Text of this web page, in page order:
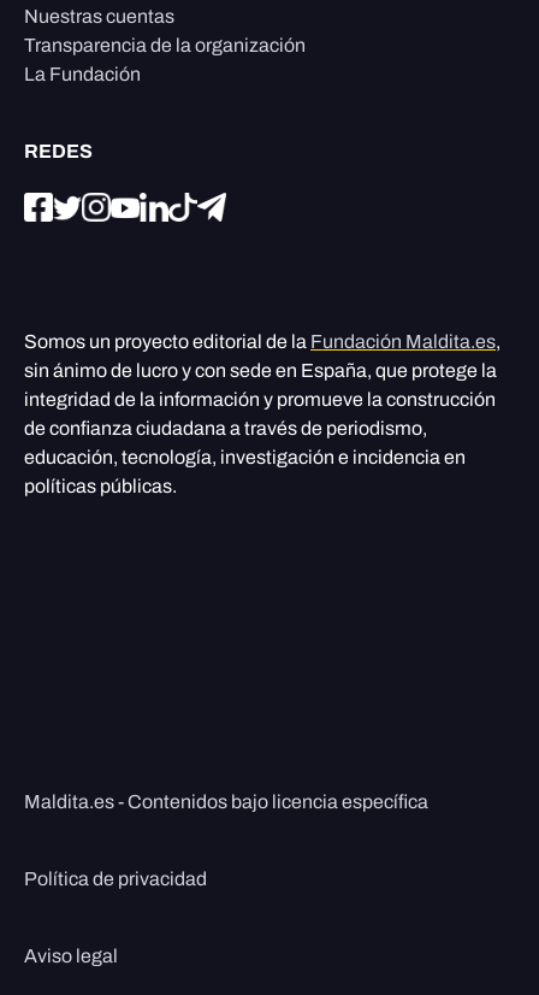
Nuestras cuentas
Transparencia de la organización
La Fundación
REDES
Somos un proyecto editorial de la Fundación Maldita.es,
sin ánimo de lucro y con sede en España, que protege la
integridad de la información y promueve la construcción
de confianza ciudadana a través de periodismo,
educación, tecnología, investigación e incidencia en
políticas públicas.
Maldita.es - Contenidos bajo licencia específica
Política de privacidad
Aviso legal